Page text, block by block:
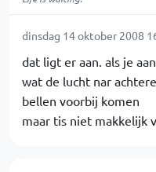
dinsdag 14 oktober 2008
dat ligt er aan. als je
wat de lucht nar
bellen voorbij komen
maar tis niet makkelijk